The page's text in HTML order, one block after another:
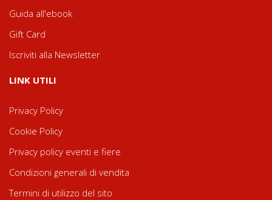
Guida all'ebook
Gift Card
Iscriviti alla Newsletter
LINK UTILI
Privacy Policy
Cookie Policy
Privacy policy eventi e fiere
Condizioni generali di vendita
Termini di utilizzo del sito